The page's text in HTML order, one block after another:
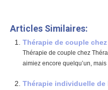
Articles Similaires:
Thérapie de couple
Thérapie de couple chez
aimiez encore quelqu’un,
Thérapie individuelle de